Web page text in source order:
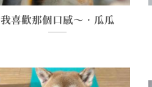
我喜歡那個口感～•瓜瓜